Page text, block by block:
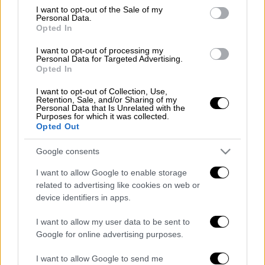
consent section.
I want to opt-out of the Sale of my
Personal Data.
Opted In
I want to opt-out of processing my
Personal Data for Targeted Advertising.
Opted In
I want to opt-out of Collection, Use,
Retention, Sale, and/or Sharing of my
Personal Data that Is Unrelated with the
Purposes for which it was collected.
Opted Out
Google consents
I want to allow Google to enable storage
related to advertising like cookies on web or
device identifiers in apps.
I want to allow my user data to be sent to
Google for online advertising purposes.
I want to allow Google to send me
Εκτέλεση
ψιλοκομμένο
1 κουταλιά της σούπας
ντοματοχυμό ελαφρά
συμπυκνωμένο
1/4 φλιτζάνι του τσαγιού ξίδι από
λευκό κρασί
6-7 κουταλιές της σούπας
ελαιόλαδο
λίγες σταγόνες ταμπάσκο
4 κουταλάκια του γλυκού αλάτι
αγγούρι, ντομάτα, πιπεριά και
βασιλικό ψιλοκομμένα για το
γαρνίρισμα